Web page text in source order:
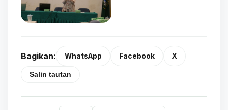
Bagikan: WhatsApp Facebook X
Salin tautan